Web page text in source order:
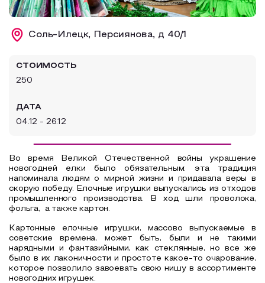
Образовательный туризм
Аттестованные экскурсоводы
Все маршруты
Соль-Илецк, Персиянова, д 40/1
СТОИМОСТЬ
250
ДАТА
04.12 - 26.12
Во время Великой Отечественной войны украшение
новогодней елки было обязательным: эта традиция
напоминала людям о мирной жизни и придавала веры в
скорую победу. Елочные игрушки выпускались из отходов
промышленного производства. В ход шли проволока,
фольга, а также картон.
Картонные елочные игрушки, массово выпускаемые в
советские времена, может быть, были и не такими
нарядными и фантазийными, как стеклянные, но все же
было в их лаконичности и простоте какое-то очарование,
которое позволило завоевать свою нишу в ассортименте
новогодних игрушек.